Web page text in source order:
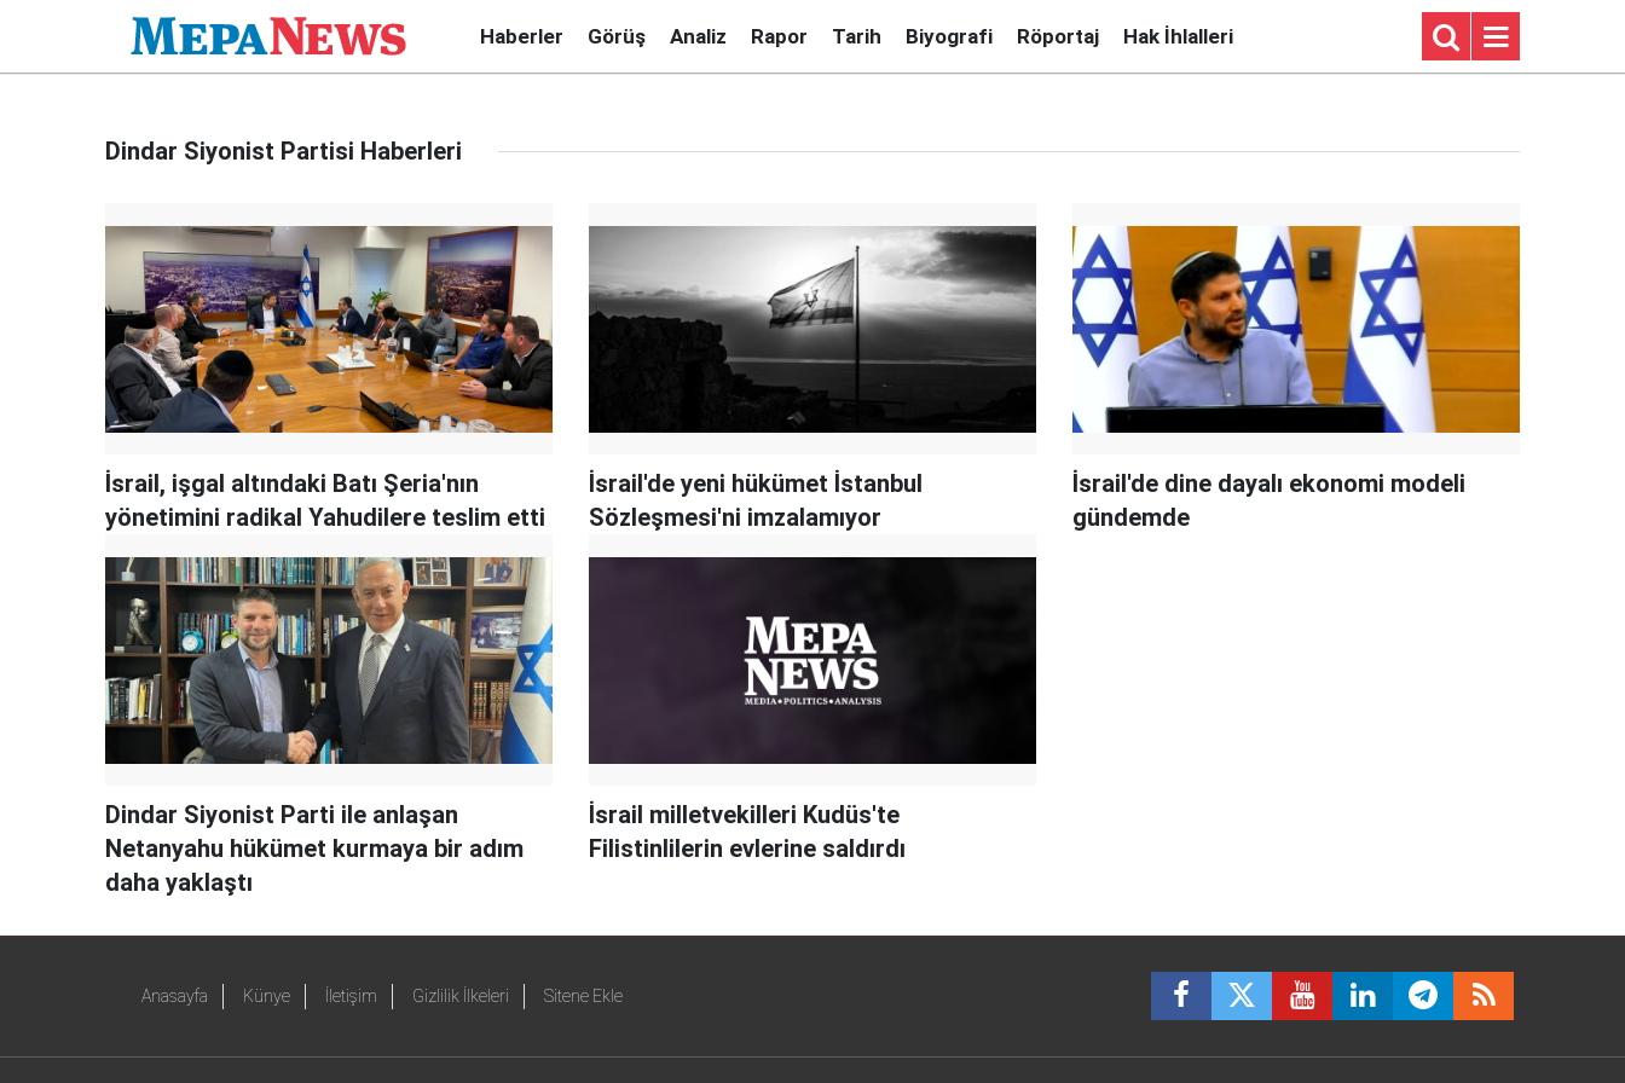
Haberler Görüş Analiz Rapor Tarih Biyografi Röportaj Hak İhlalleri
Dindar Siyonist Partisi Haberleri
İsrail, işgal altındaki Batı Şeria'nın
yönetimini radikal Yahudilere teslim etti
İsrail'de yeni hükümet İstanbul
Sözleşmesi'ni imzalamıyor
İsrail'de dine dayalı ekonomi modeli
gündemde
Dindar Siyonist Parti ile anlaşan
Netanyahu hükümet kurmaya bir adım
daha yaklaştı
İsrail milletvekilleri Kudüs'te
Filistinlilerin evlerine saldırdı
Anasayfa Künye İletişim Gizlilik İlkeleri Sitene Ekle